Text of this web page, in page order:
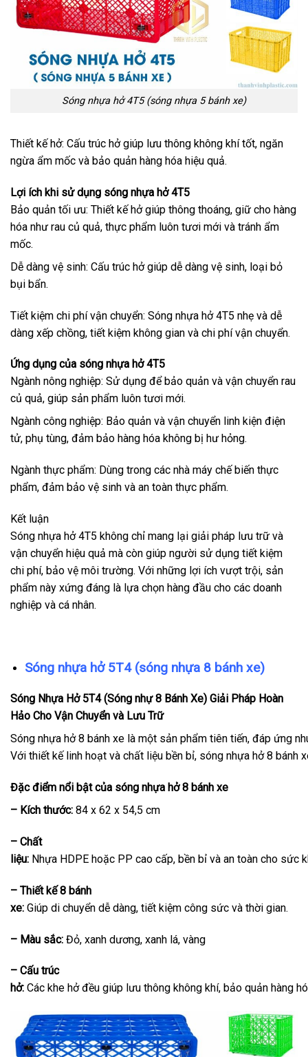
Sóng nhựa hở 4T5 (sóng nhựa 5 bánh xe)
Thiết kế hở: Cấu trúc hở giúp lưu thông không khí tốt, ngăn
ngừa ẩm mốc và bảo quản hàng hóa hiệu quả.
Lợi ích khi sử dụng sóng nhựa hở 4T5
Bảo quản tối ưu: Thiết kế hở giúp thông thoáng, giữ cho hàng
hóa như rau củ quả, thực phẩm luôn tươi mới và tránh ẩm
mốc.
Dễ dàng vệ sinh: Cấu trúc hở giúp dễ dàng vệ sinh, loại bỏ
bụi bẩn.
Tiết kiệm chi phí vận chuyển: Sóng nhựa hở 4T5 nhẹ và dễ
dàng xếp chồng, tiết kiệm không gian và chi phí vận chuyển.
Ứng dụng của sóng nhựa hở 4T5
Ngành nông nghiệp: Sử dụng để bảo quản và vận chuyển rau
củ quả, giúp sản phẩm luôn tươi mới.
Ngành công nghiệp: Bảo quản và vận chuyển linh kiện điện
tử, phụ tùng, đảm bảo hàng hóa không bị hư hỏng.
Ngành thực phẩm: Dùng trong các nhà máy chế biến thực
phẩm, đảm bảo vệ sinh và an toàn thực phẩm.
Kết luận
Sóng nhựa hở 4T5 không chỉ mang lại giải pháp lưu trữ và
vận chuyển hiệu quả mà còn giúp người sử dụng tiết kiệm
chi phí, bảo vệ môi trường. Với những lợi ích vượt trội, sản
phẩm này xứng đáng là lựa chọn hàng đầu cho các doanh
nghiệp và cá nhân.
Sóng nhựa hở 5T4 (sóng nhựa 8 bánh xe)
Sóng Nhựa Hở 5T4 (Sóng nhự 8 Bánh Xe) Giải Pháp Hoàn
Hảo Cho Vận Chuyển và Lưu Trữ
Sóng nhựa hở 8 bánh xe là một sản phẩm tiên tiến, đáp ứng
Với thiết kế linh hoạt và chất liệu bền bỉ, sóng nhựa hở 8 bánh
Đặc điểm nổi bật của sóng nhựa hở 8 bánh xe
– Kích thước: 84 x 62 x 54,5 cm
– Chất
liệu: Nhựa HDPE hoặc PP cao cấp, bền bỉ và an toàn cho sức
– Thiết kế 8 bánh
xe: Giúp di chuyển dễ dàng, tiết kiệm công sức và thời gian.
– Màu sắc: Đỏ, xanh dương, xanh lá, vàng
– Cấu trúc
hở: Các khe hở đều giúp lưu thông không khí, bảo quản hàng